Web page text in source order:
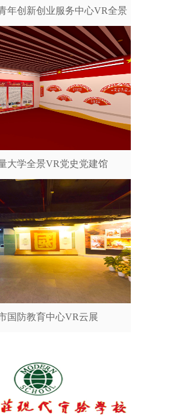
年创新创业服务中心VR全景
大学全景VR党史党建馆
国防教育中心VR云展